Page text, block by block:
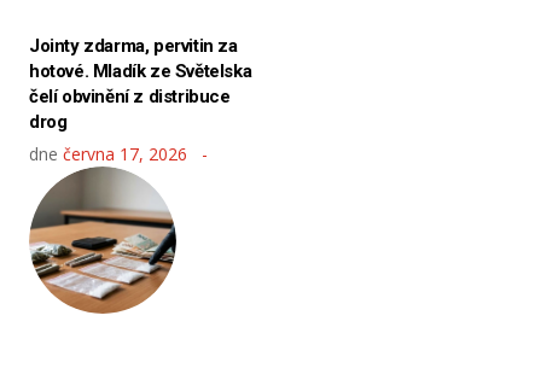
Jointy zdarma, pervitin za
hotové. Mladík ze Světelska
čelí obvinění z distribuce
drog
dne června 17, 2026